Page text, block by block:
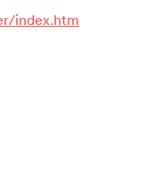
index.htm